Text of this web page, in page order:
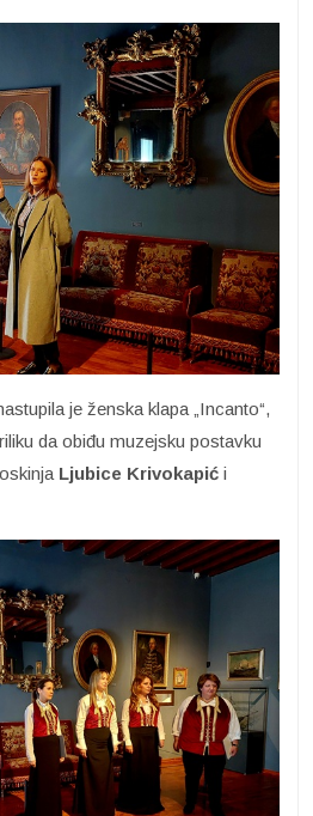
je ženska klapa „Incanto“,
da obiđu muzejsku postavku
Ljubice Krivokapić i